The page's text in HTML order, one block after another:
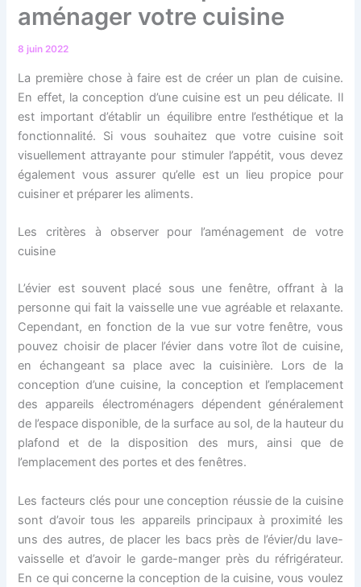
aménager votre cuisine
8 juin 2022
La première chose à faire est de créer un plan de cuisine.
En effet, la conception d’une cuisine est un peu délicate. Il
est important d’établir un équilibre entre l’esthétique et la
fonctionnalité. Si vous souhaitez que votre cuisine soit
visuellement attrayante pour stimuler l’appétit, vous devez
également vous assurer qu’elle est un lieu propice pour
cuisiner et préparer les aliments.
Les critères à observer pour l’aménagement de votre
cuisine
L’évier est souvent placé sous une fenêtre, offrant à la
personne qui fait la vaisselle une vue agréable et relaxante.
Cependant, en fonction de la vue sur votre fenêtre, vous
pouvez choisir de placer l’évier dans votre îlot de cuisine,
en échangeant sa place avec la cuisinière. Lors de la
conception d’une cuisine, la conception et l’emplacement
des appareils électroménagers dépendent généralement
de l’espace disponible, de la surface au sol, de la hauteur du
plafond et de la disposition des murs, ainsi que de
l’emplacement des portes et des fenêtres.
Les facteurs clés pour une conception réussie de la cuisine
sont d’avoir tous les appareils principaux à proximité les
uns des autres, de placer les bacs près de l’évier/du lave-
vaisselle et d’avoir le garde-manger près du réfrigérateur.
En ce qui concerne la conception de la cuisine, vous voulez